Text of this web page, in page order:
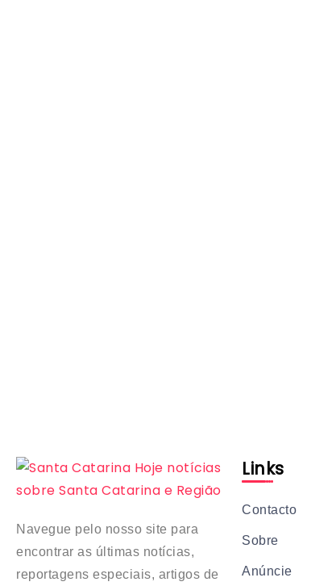
Navegue pelo nosso site para
encontrar as últimas notícias,
reportagens especiais, artigos de
Links
Contacto
Sobre
Anúncie